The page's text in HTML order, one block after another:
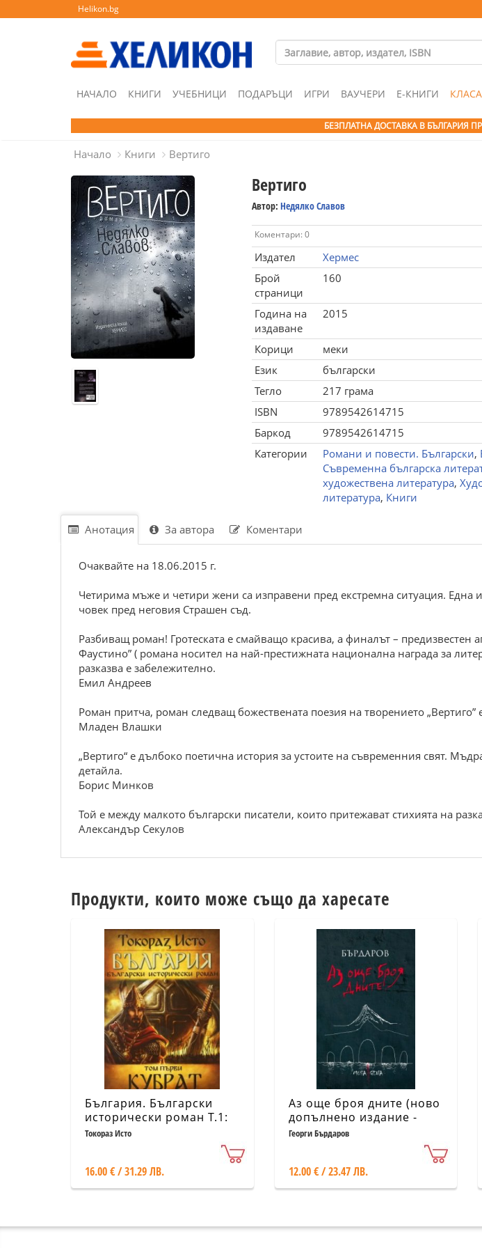
Helikon.bg
НАЧАЛО КНИГИ УЧЕБНИЦИ ПОДАРЪЦИ ИГРИ ВАУЧЕРИ Е-КНИГИ
БЕЗПЛАТНА ДОСТАВКА В БЪЛГАРИЯ
Начало Книги Вертиго
Вертиго
Автор: Недялко Славов
Коментари: 0
Издател
Хермес
Брой
страници
160
Година на
издаване
2015
Корици
меки
Език
български
Тегло
217 грама
ISBN
9789542614715
Баркод
9789542614715
Категории
Романи и повести. Български,
Съвременна българска
художествена литература,
литература, Книги
Анотация За автора Коментари
Очаквайте на 18.06.2015 г.
Четирима мъже и четири жени са изправени пред екстремна ситуация. Една
човек пред неговия Страшен съд.
Разбиващ роман! Гротеската е смайващо красива, а финалът –
Фаустино” ( романа носител на най-престижната национална награда за
разказва е забележително.
Емил Андреев
Роман притча, роман следващ божествената поезия на творението „Вертиго”
Младен Влашки
„Вертиго“ е дълбоко поетична история за устоите на съвременния свят.
детайла.
Борис Минков
Той е между малкото български писатели, които притежават стихията на
Александър Секулов
Продукти, които може също да харесате
България. Български
исторически роман Т.1:
Кубрат
Токораз Исто
16.00 € / 31.29 ЛВ.
Аз още броя дните (ново
допълнено издание -
твърда корица)
Георги Бърдаров
12.00 € / 23.47 ЛВ.